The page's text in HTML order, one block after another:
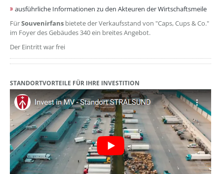
ausführliche Informationen zu den Akteuren der Wirtschaftsmeile
FürSouvenirfans bietete der Verkaufsstand von "Caps, Cups & Co."
im Foyer des Gebäudes 340 ein breites Angebot.
Der Eintritt war frei
STANDORTVORTEILE FÜR IHRE INVESTITION